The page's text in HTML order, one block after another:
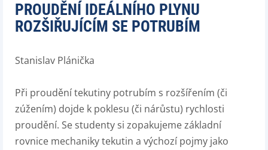
PROUDĚNÍ IDEÁLNÍHO PLYNU
ROZŠIŘUJÍCÍM SE POTRUBÍM
Stanislav Plánička
Při proudění tekutiny potrubím s rozšířením (či
zúžením) dojde k poklesu (či nárůstu) rychlosti
proudění. Se studenty si zopakujeme základní
rovnice mechaniky tekutin a výchozí pojmy jako